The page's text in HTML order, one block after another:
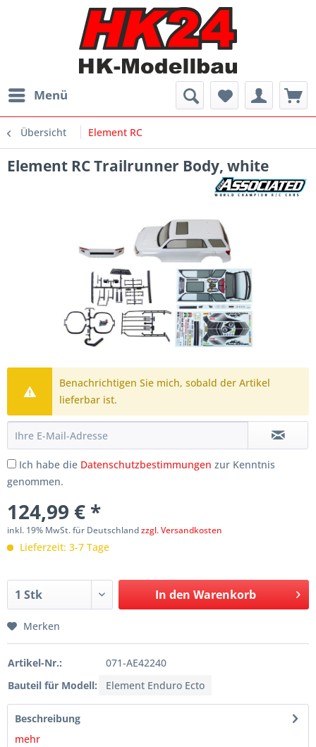
Menü
Übersicht Element RC
Element RC Trailrunner Body, white
Benachrichtigen Sie mich, sobald der Artikel
lieferbar ist.
Ich habe die Datenschutzbestimmungen zur Kenntnis
genommen.
124,99 € *
inkl. 19% MwSt. für Deutschlandzzgl. Versandkosten
Lieferzeit: 3-7 Tage
In den Warenkorb
Merken
Artikel-Nr.:
071-AE42240
Bauteil für Modell:
Element Enduro Ecto
Beschreibung
mehr